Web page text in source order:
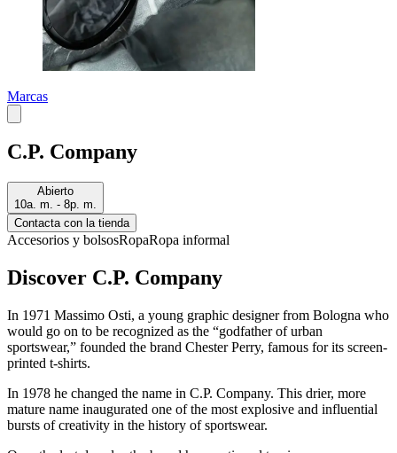
Marcas
C.P. Company
Abierto
10a. m. - 8p. m.
Contacta con la tienda
Accesorios y bolsosRopaRopa informal
Discover C.P. Company
In 1971 Massimo Osti, a young graphic designer from Bologna who
would go on to be recognized as the “godfather of urban
sportswear,” founded the brand Chester Perry, famous for its screen-
printed t-shirts.
In 1978 he changed the name in C.P. Company. This drier, more
mature name inaugurated one of the most explosive and influential
bursts of creativity in the history of sportswear.